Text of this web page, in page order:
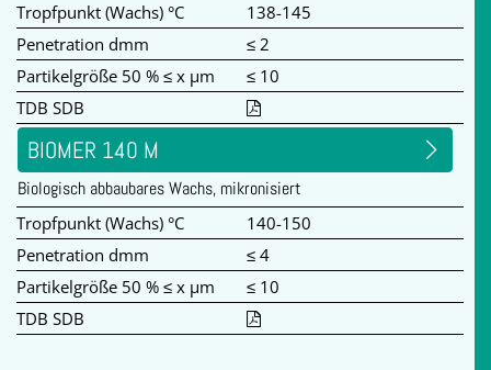
Tropfpunkt (Wachs) °C
138-145
Penetration dmm
≤ 2
Partikelgröße 50 % ≤ x µm
≤ 10
TDB SDB
BIOMER 140 M
Biologisch abbaubares Wachs, mikronisiert
Tropfpunkt (Wachs) °C
140-150
Penetration dmm
≤ 4
Partikelgröße 50 % ≤ x µm
≤ 10
TDB SDB